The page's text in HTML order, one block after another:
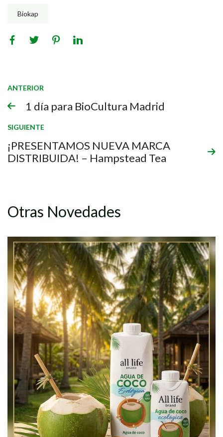
Biokap
ANTERIOR
1 día para BioCultura Madrid
SIGUIENTE
¡PRESENTAMOS NUEVA MARCA
DISTRIBUIDA! – Hampstead Tea
Otras Novedades